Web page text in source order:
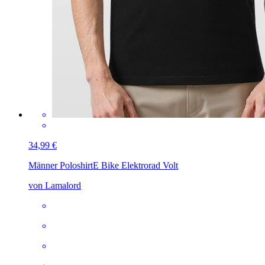
34,99 €
Männer PoloshirtE Bike Elektrorad Volt
von Lamalord